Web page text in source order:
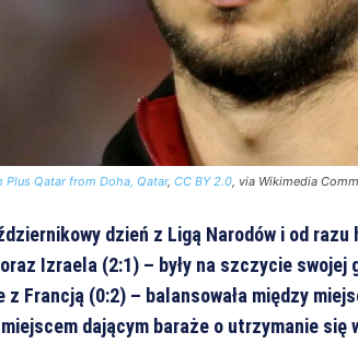
Plus Qatar from Doha, Qatar, CC BY 2.0, via Wikimedia
dzień z Ligą Narodów i od razu
Izraela (2:1) – były na szczycie
z Francją (0:2) – balansowała między
dającym baraże o utrzymanie się